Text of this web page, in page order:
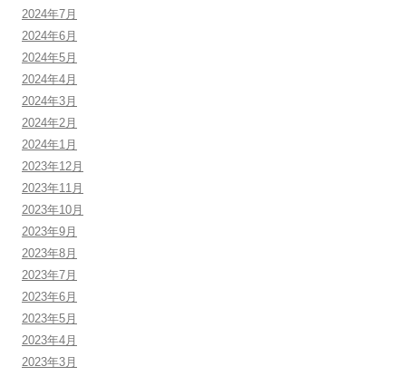
2024年7月
2024年6月
2024年5月
2024年4月
2024年3月
2024年2月
2024年1月
2023年12月
2023年11月
2023年10月
2023年9月
2023年8月
2023年7月
2023年6月
2023年5月
2023年4月
2023年3月